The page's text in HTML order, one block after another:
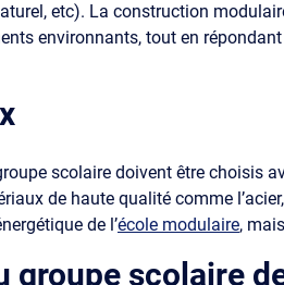
etc). La construction
environnants, tout en
scolaire doivent être choisis
de haute qualité comme
de l’école modulaire,
scolaire